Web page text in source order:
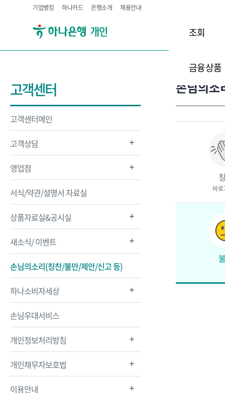
기업뱅킹 하나카드 은행소개 채용안내
조회
금융상품
고객센터
고객센터메인
고객상담
영업점
서식/약관/설명서 자료실
상품자료실&공시실
새소식/ 이벤트
손님의소리(칭찬/불만/제안/신고 등)
하나소비자세상
손님우대서비스
개인정보처리방침
개인채무자보호법
이용안내
손님의
바